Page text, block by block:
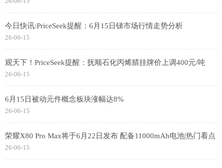
今日快讯:PriceSeek提醒：6月15日锑市场行情走势分析
26-06-15
观天下！PriceSeek提醒：抚顺石化丙烯腈挂牌价上调400元/吨
26-06-15
6月15日被动元件概念板块涨幅达8%
26-06-15
荣耀X80 Pro Max将于6月22日发布 配备11000mAh电池|热门看点
26-06-15